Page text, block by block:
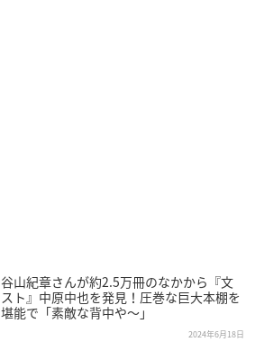
谷山紀章さんが約2.5万冊のなかから『文
スト』中原中也を発見！圧巻な巨大本棚を
堪能で「素敵な背中や〜」
2024年6月18日